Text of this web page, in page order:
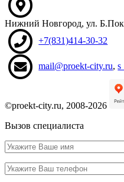
Нижний Новгород, ул.
+7(831)414-30-32
mail@proekt-city.ru,
©proekt-city.ru, 2008-2026
Вызов специалиста
Ваше
имя
Ваш
телефон